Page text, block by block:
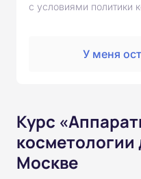
с условиями политики
У меня
Курс
косметологии
Москве